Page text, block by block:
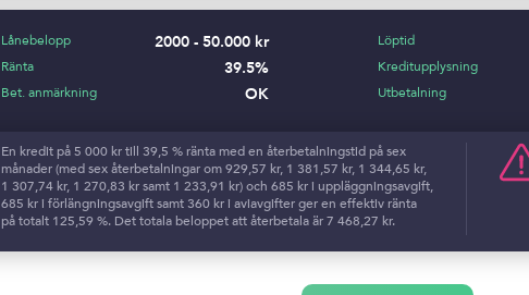
Lånebelopp 2000 - 50.000 kr
Ränta 39.5%
Bet. anmärkning OK
Löptid
Kreditupplysning
Utbetalning
En kredit på 5 000 kr till 39,5 % ränta med en återbetalningstid på sex
månader (med sex återbetalningar om 929,57 kr, 1 381,57 kr, 1 344,65 kr,
1 307,74 kr, 1 270,83 kr samt 1 233,91 kr) och 685 kr i uppläggningsavgift,
685 kr i förlängningsavgift samt 360 kr i aviavgifter ger en effektiv ränta
på totalt 125,59 %. Det totala beloppet att återbetala är 7 468,27 kr.